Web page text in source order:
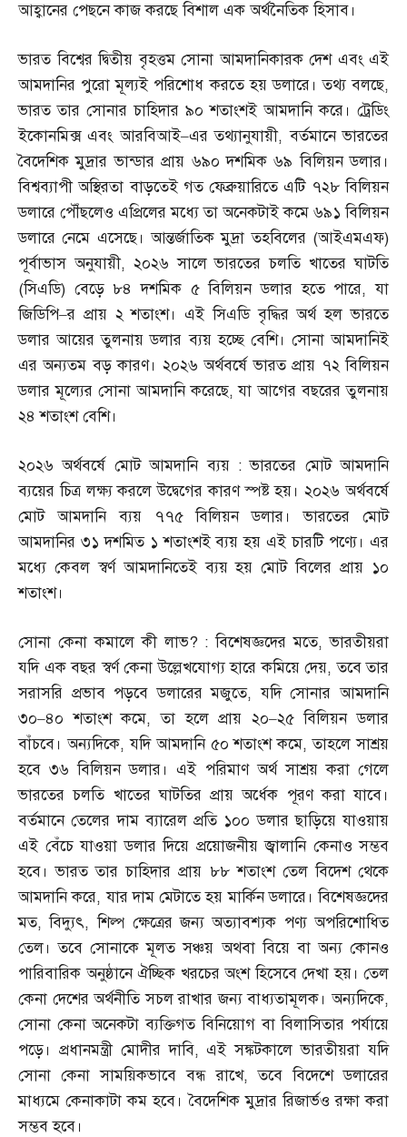
আহ্বানের পেছনে কাজ করছে বিশাল এক অর্থনৈতিক হিসাব।
ভারত বিশ্বের দ্বিতীয় বৃহত্তম সোনা আমদানিকারক দেশ এবং এই
আমদানির পুরো মূল্যই পরিশোধ করতে হয় ডলারে। তথ্য বলছে,
ভারত তার সোনার চাহিদার ৯০ শতাংশই আমদানি করে। ট্রেডিং
ইকোনমিক্স এবং আরবিআই–এর তথ্যানুযায়ী,বর্তমানে ভারতের
বৈদেশিক মুদ্রার ভান্ডার প্রায় ৬৯০ দশমিক ৬৯ বিলিয়ন ডলার।
বিশ্বব্যাপী অস্থিরতা বাড়তেই গত ফেব্রুয়ারিতে এটি ৭২৮ বিলিয়ন
ডলারে পৌঁছলেও এপ্রিলের মধ্যে তা অনেকটাই কমে ৬৯১ বিলিয়ন
ডলারে নেমে এসেছে। আন্তর্জাতিক মুদ্রা তহবিলের (আইএমএফ)
পূর্বাভাস অনুযায়ী, ২০২৬ সালে ভারতের চলতি খাতের ঘাটতি
(সিএডি) বেড়ে ৮৪ দশমিক ৫ বিলিয়ন ডলার হতে পারে,যা
জিডিপি–র প্রায় ২ শতাংশ। এই সিএডি বৃদ্ধির অর্থ হল ভারতে
ডলার আয়ের তুলনায় ডলার ব্যয় হচ্ছে বেশি। সোনা আমদানিই
এর অন্যতম বড় কারণ। ২০২৬ অর্থবর্ষে ভারত প্রায় ৭২ বিলিয়ন
ডলার মূল্যের সোনা আমদানি করেছে,যা আগের বছরের তুলনায়
২৪ শতাংশ বেশি।
২০২৬ অর্থবর্ষে মোট আমদানি ব্যয় :ভারতের মোট আমদানি
ব্যয়ের চিত্র লক্ষ্য করলে উদ্বেগের কারণ স্পষ্ট হয়। ২০২৬ অর্থবর্ষে
মোট আমদানি ব্যয় ৭৭৫ বিলিয়ন ডলার। ভারতের মোট
আমদানির ৩১ দশমিত ১ শতাংশই ব্যয় হয় এই চারটি পণ্যে। এর
মধ্যে কেবল স্বর্ণ আমদানিতেই ব্যয় হয় মোট বিলের প্রায় ১০
শতাংশ।
সোনা কেনা কমালে কী লাভ? :বিশেষজ্ঞদের মতে,ভারতীয়রা
যদি এক বছর স্বর্ণ কেনা উল্লেখযোগ্য হারে কমিয়ে দেয়,তবে তার
সরাসরি প্রভাব পড়বে ডলারের মজুতে,যদি সোনার আমদানি
৩০–৪০ শতাংশ কমে,তা হলে প্রায় ২০–২৫ বিলিয়ন ডলার
বাঁচবে। অন্যদিকে,যদি আমদানি ৫০ শতাংশ কমে,তাহলে সাশ্রয়
হবে ৩৬ বিলিয়ন ডলার। এই পরিমাণ অর্থ সাশ্রয় করা গেলে
ভারতের চলতি খাতের ঘাটতির প্রায় অর্ধেক পূরণ করা যাবে।
বর্তমানে তেলের দাম ব্যারেল প্রতি ১০০ ডলার ছাড়িয়ে যাওয়ায়
এই বেঁচে যাওয়া ডলার দিয়ে প্রয়োজনীয় জ্বালানি কেনাও সম্ভব
হবে। ভারত তার চাহিদার প্রায় ৮৮ শতাংশ তেল বিদেশ থেকে
আমদানি করে,যার দাম মেটাতে হয় মার্কিন ডলারে। বিশেষজ্ঞদের
মত,বিদ্যুৎ,শিল্প ক্ষেত্রের জন্য অত্যাবশ্যক পণ্য অপরিশোধিত
তেল। তবে সোনাকে মূলত সঞ্চয় অথবা বিয়ে বা অন্য কোনও
পারিবারিক অনুষ্ঠানে ঐচ্ছিক খরচের অংশ হিসেবে দেখা হয়। তেল
কেনা দেশের অর্থনীতি সচল রাখার জন্য বাধ্যতামূলক। অন্যদিকে,
সোনা কেনা অনেকটা ব্যক্তিগত বিনিয়োগ বা বিলাসিতার পর্যায়ে
পড়ে। প্রধানমন্ত্রী মোদীর দাবি,এই সঙ্কটকালে ভারতীয়রা যদি
সোনা কেনা সাময়িকভাবে বন্ধ রাখে,তবে বিদেশে ডলারের
মাধ্যমে কেনাকাটা কম হবে। বৈদেশিক মুদ্রার রিজার্ভও রক্ষা করা
সম্ভব হবে।